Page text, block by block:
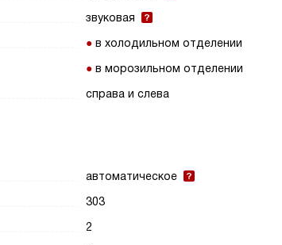
звуковая
в холодильном отделении
в морозильном отделении
справа и слева
автоматическое
303
2